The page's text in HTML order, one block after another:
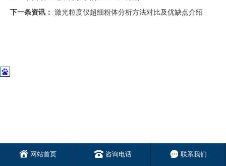
下一条资讯： 激光粒度仪超细粉体分析方法对比及优缺点介绍
网站首页 咨询电话 联系我们